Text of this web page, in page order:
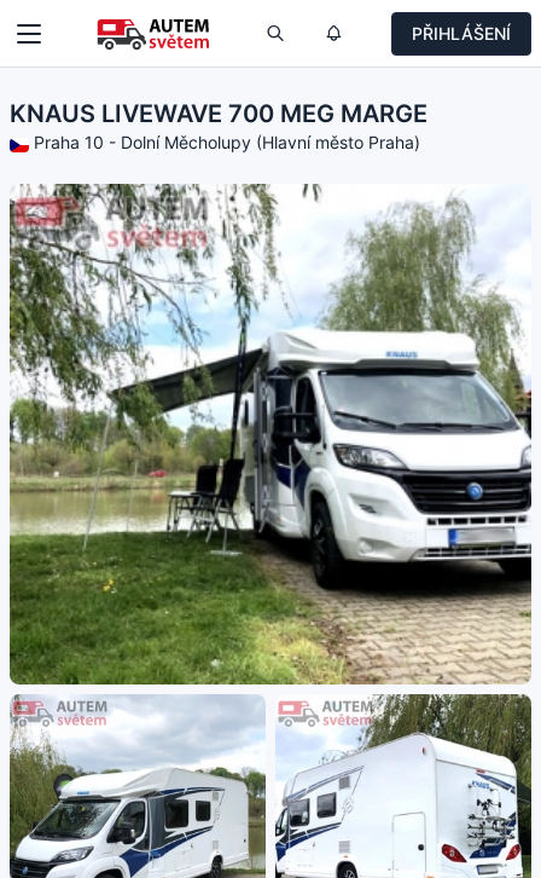
PŘIHLÁŠENÍ
KNAUS LIVEWAVE 700 MEG MARGE
Praha 10 - Dolní Měcholupy (Hlavní město Praha)